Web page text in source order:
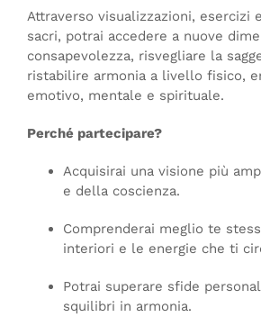
Attraverso visualizzazioni, esercizi
sacri, potrai accedere a nuove
consapevolezza, risvegliare la
ristabilire armonia a livello fisico,
emotivo, mentale e spirituale.
Perché partecipare?
Acquisirai una visione più
e della coscienza.
Comprenderai meglio te
interiori e le energie che ti
Potrai superare sfide
squilibri in armonia.